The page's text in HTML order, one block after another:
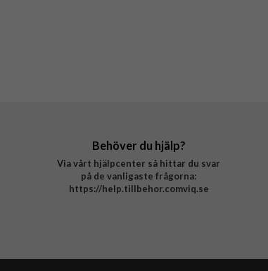
Behöver du hjälp?
Via vårt hjälpcenter så hittar du svar
på de vanligaste frågorna:
https://help.tillbehor.comviq.se